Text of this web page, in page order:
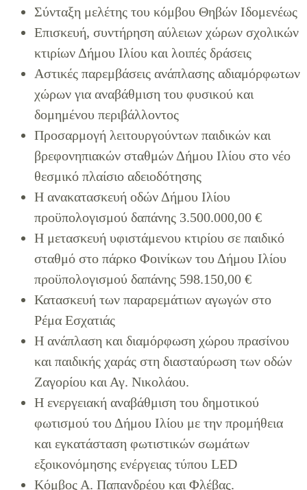
Σύνταξη μελέτης του κόμβου Θηβών Ιδομενέως
Επισκευή, συντήρηση αύλειων χώρων σχολικών
κτιρίων Δήμου Ιλίου και λοιπές δράσεις
Αστικές παρεμβάσεις ανάπλασης αδιαμόρφωτων
χώρων για αναβάθμιση του φυσικού και
δομημένου περιβάλλοντος
Προσαρμογή λειτουργούντων παιδικών και
βρεφονηπιακών σταθμών Δήμου Ιλίου στο νέο
θεσμικό πλαίσιο αδειοδότησης
Η ανακατασκευή οδών Δήμου Ιλίου
προϋπολογισμού δαπάνης 3.500.000,00 €
Η μετασκευή υφιστάμενου κτιρίου σε παιδικό
σταθμό στο πάρκο Φοινίκων του Δήμου Ιλίου
προϋπολογισμού δαπάνης 598.150,00 €
Κατασκευή των παραρεμάτιων αγωγών στο
Ρέμα Εσχατιάς
Η ανάπλαση και διαμόρφωση χώρου πρασίνου
και παιδικής χαράς στη διασταύρωση των οδών
Ζαγορίου και Αγ. Νικολάου.
Η ενεργειακή αναβάθμιση του δημοτικού
φωτισμού του Δήμου Ιλίου με την προμήθεια
και εγκατάσταση φωτιστικών σωμάτων
εξοικονόμησης ενέργειας τύπου LED
Κόμβος Α. Παπανδρέου και Φλέβας.